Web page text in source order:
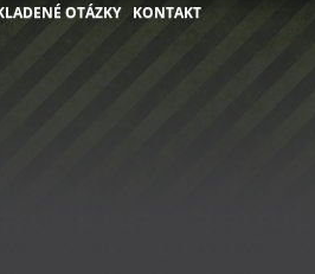
OTÁZKY KONTAKT